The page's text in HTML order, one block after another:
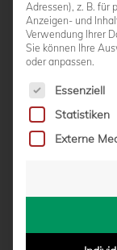
TREFFEN
ROCKY!
vonMarcel
Adressen), z. B. für
Anzeigen- und
Verwendung Ihrer
Sie können Ihre
oder anpassen.
Es folgt eine
Essenziell
Statistiken
Externe